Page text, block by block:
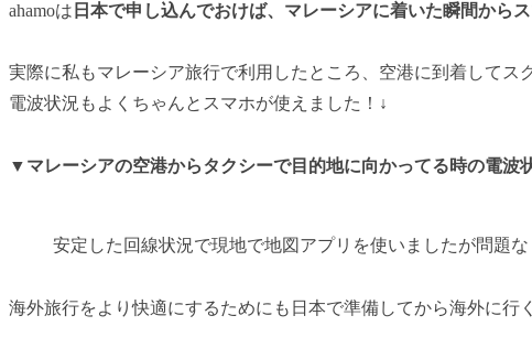
ahamoは 日本で申し込んでおけば、マレーシアに着いた瞬間から
実際に私もマレーシア旅行で利用したところ、空港に到着して
電波状況もよくちゃんとスマホが使えました！↓
▼マレーシアの空港からタクシーで目的地に向かってる時の電波
安定した回線状況で現地で地図アプリを使いましたが問題
海外旅行をより快適にするためにも日本で準備してから海外に行